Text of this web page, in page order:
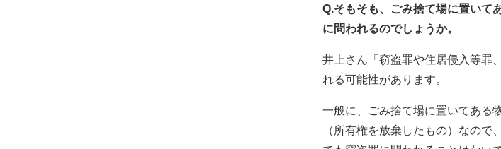
Q.そもそも、ごみ捨て場に置いて
に問われるのでしょうか。
井上さん「窃盗罪や住居侵入等罪
れる可能性があります。
一般に、ごみ捨て場に置いてある
（所有権を放棄したもの）なので